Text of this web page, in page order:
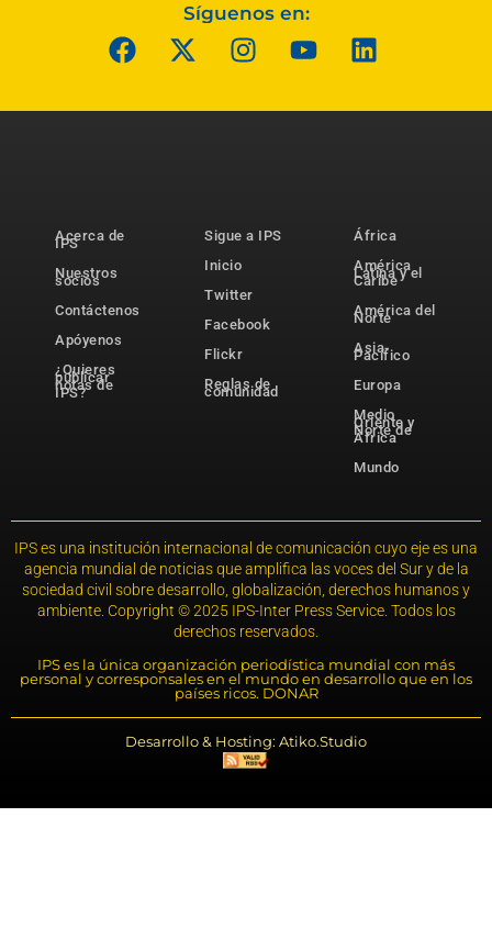
Síguenos en:
Acerca de
IPS
Nuestros
socios
Contáctenos
Apóyenos
¿Quieres
publicar
notas de
IPS?
Sigue a IPS
Inicio
Twitter
Facebook
Flickr
Reglas de
comunidad
África
América
Latina y el
Caribe
América del
Norte
Asia-
Pacífico
Europa
Medio
Oriente y
Norte de
África
Mundo
IPS es una institución internacional de comunicación cuyo eje es una
agencia mundial de noticias que amplifica las voces del Sur y de la
sociedad civil sobre desarrollo, globalización, derechos humanos y
ambiente. Copyright © 2025 IPS-Inter Press Service. Todos los
derechos reservados.
IPS es la única organización periodística mundial con más
personal y corresponsales en el mundo en desarrollo que en los
países ricos. DONAR
Desarrollo & Hosting: Atiko.Studio